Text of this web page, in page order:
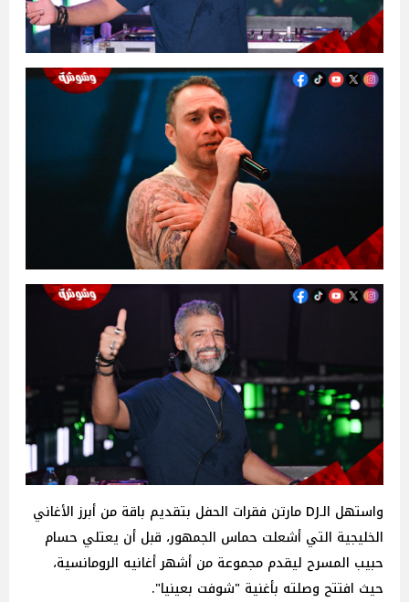
واستهل الـDJ مارتن فقرات الحفل بتقديم باقة من أبرز الأغاني
الخليجية التي أشعلت حماس الجمهور، قبل أن يعتلي حسام
حبيب المسرح ليقدم مجموعة من أشهر أغانيه الرومانسية،
حيث افتتح وصلته بأغنية "شوفت بعينيا".